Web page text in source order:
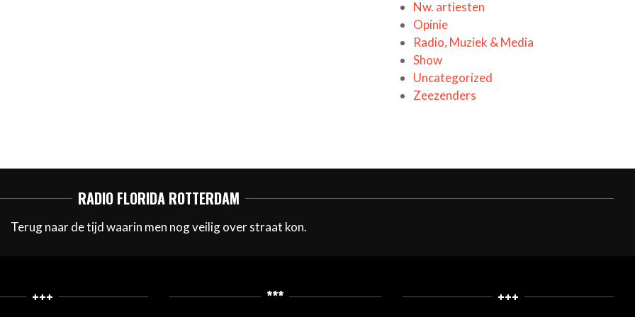
Nw. artiesten
Opinie
Radio, Muziek & Media
Show
Uncategorized
Zeezenders
RADIO FLORIDA ROTTERDAM
Terug naar de tijd waarin men nog veilig over straat kon.
+++ *** +++